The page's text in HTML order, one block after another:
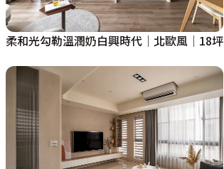
柔和光勾勒溫潤奶白興時代│北歐風│18坪